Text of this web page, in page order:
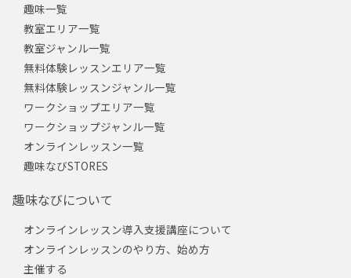
趣味一覧
教室エリア一覧
教室ジャンル一覧
無料体験レッスンエリア一覧
無料体験レッスンジャンル一覧
ワークショップエリア一覧
ワークショップジャンル一覧
オンラインレッスン一覧
趣味なびSTORES
趣味なびについて
オンラインレッスン導入支援講座について
オンラインレッスンのやり方、始め方
主催する